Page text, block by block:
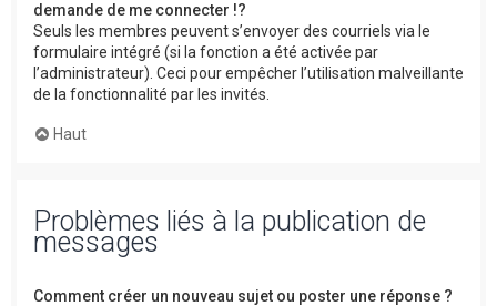
demande de me connecter !?
Seuls les membres peuvent s’envoyer des courriels via le
formulaire intégré (si la fonction a été activée par
l’administrateur). Ceci pour empêcher l’utilisation malveillante
de la fonctionnalité par les invités.
Haut
Problèmes liés à la publication de
messages
Comment créer un nouveau sujet ou poster une réponse ?